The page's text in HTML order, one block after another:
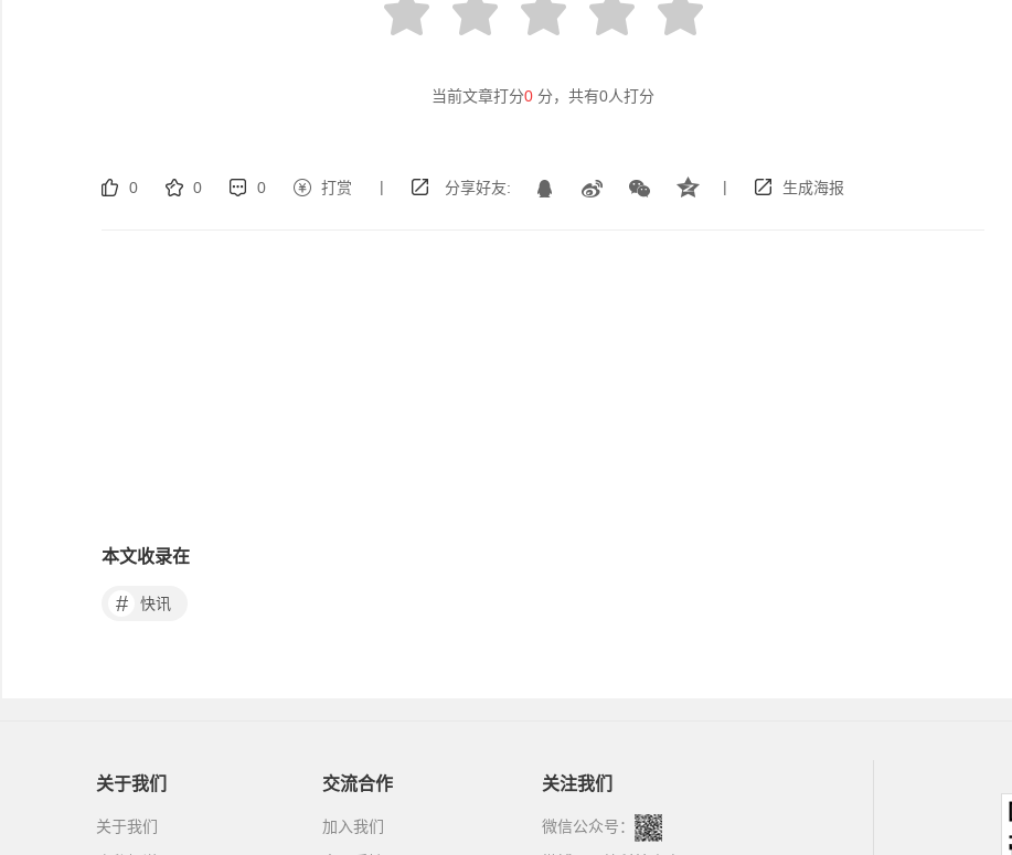
当前文章打分0 分，共有0人打分
0 0 0 打赏 | 分享好友: | 生成海报
本文收录在
# 快讯
关于我们
关于我们
交流合作
加入我们
关注我们
微信公众号：